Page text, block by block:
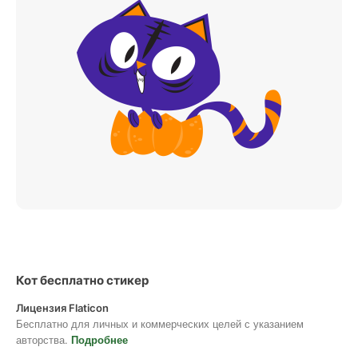
Кот бесплатно стикер
Лицензия Flaticon
Бесплатно для личных и коммерческих целей с указанием
авторства. Подробнее